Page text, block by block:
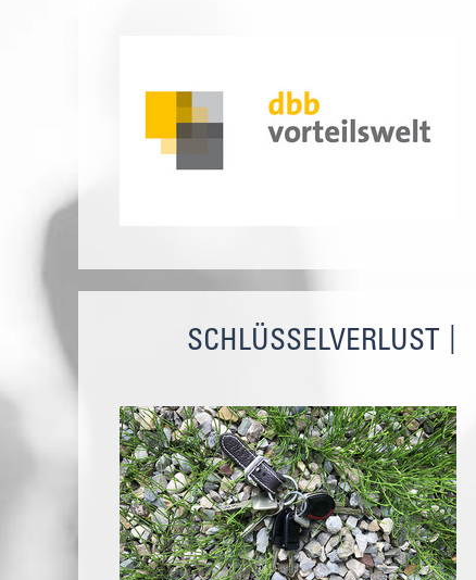
SCHLÜSSELVERLUST